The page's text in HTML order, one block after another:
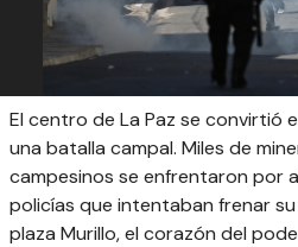
El centro de La Paz se convirtió
una batalla campal. Miles de
campesinos se enfrentaron por
policías que intentaban frenar
plaza Murillo, el corazón del